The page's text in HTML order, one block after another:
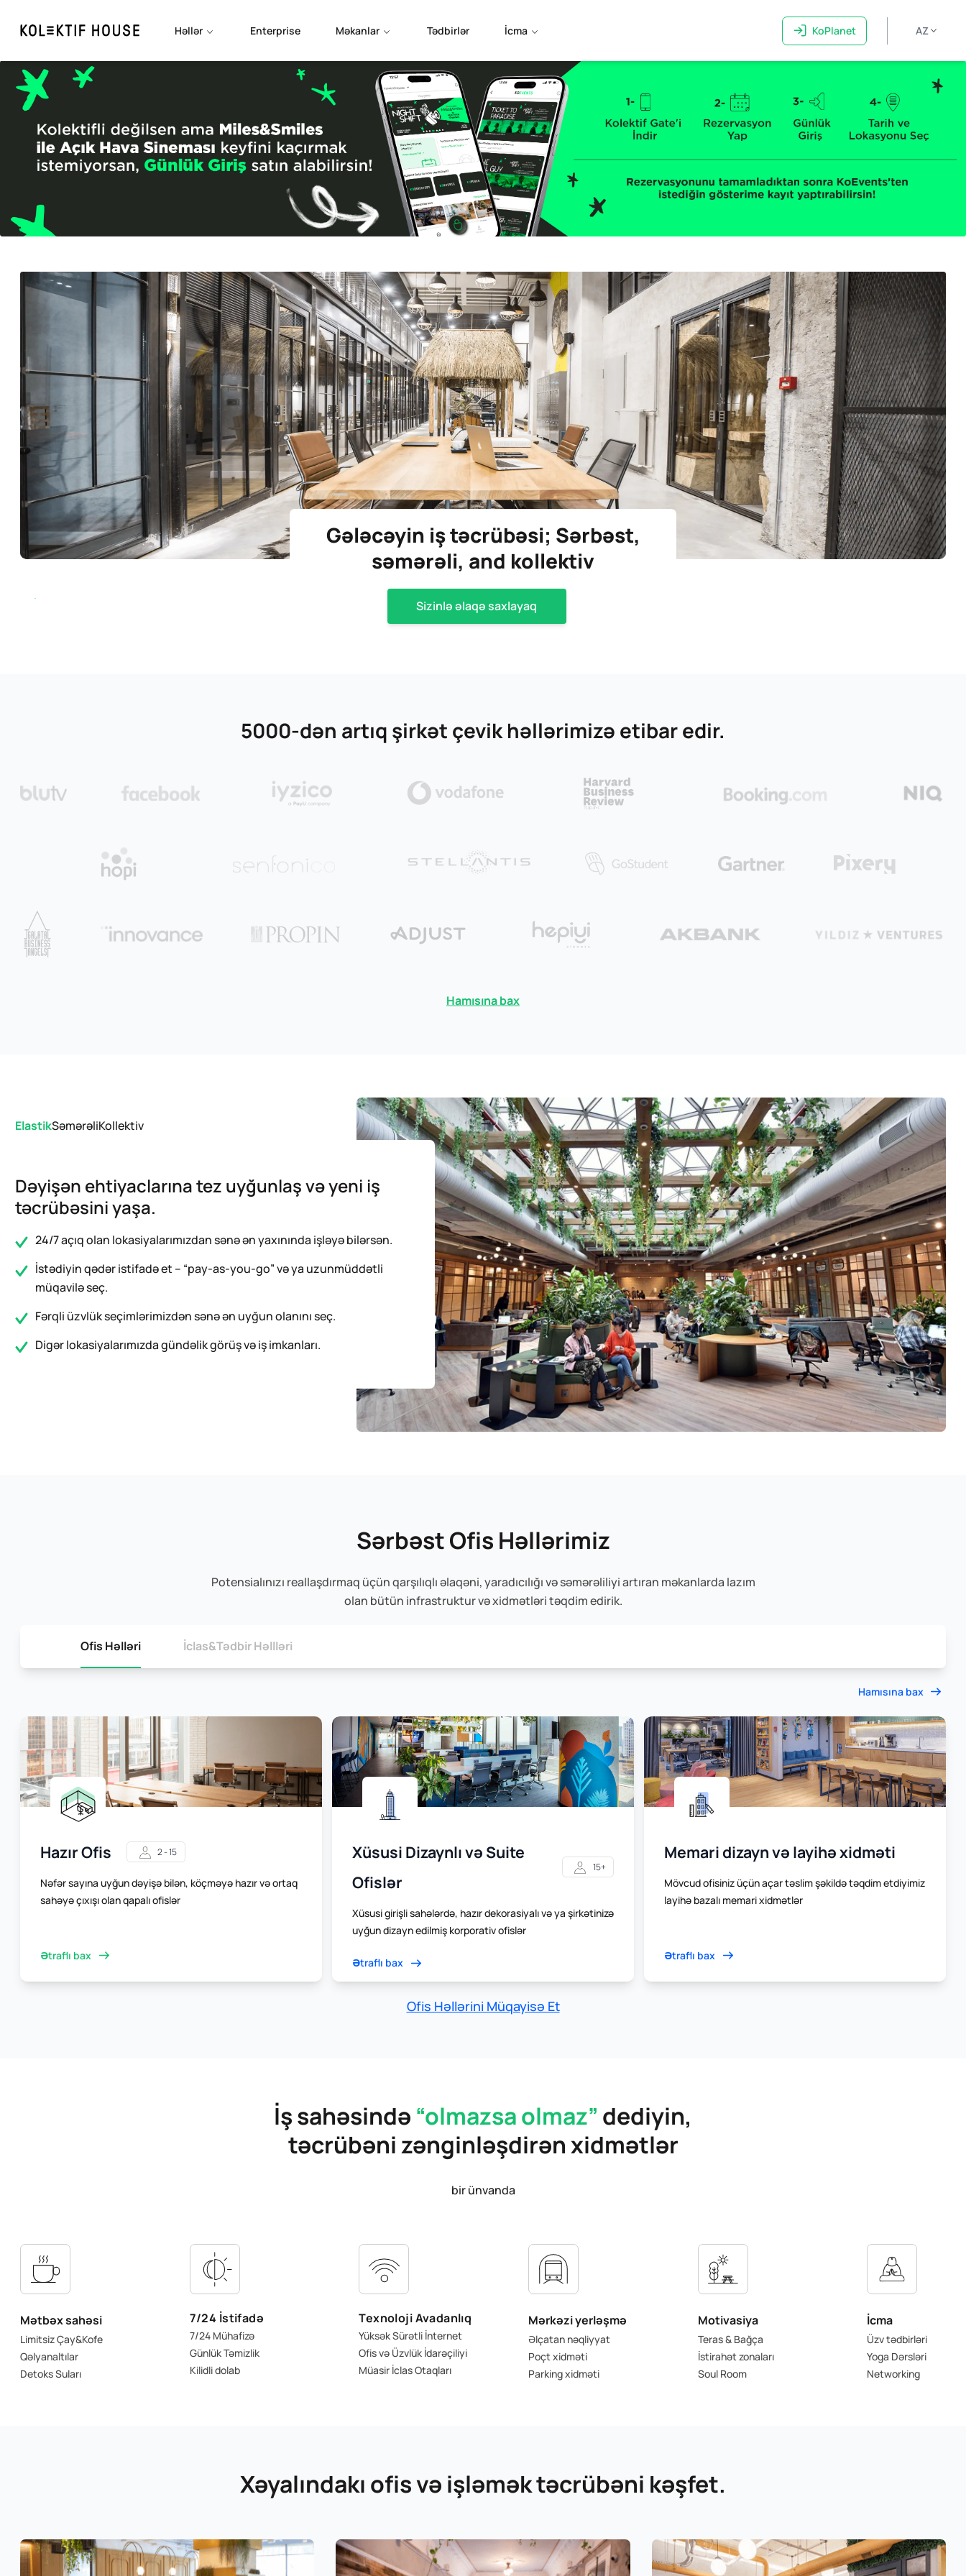
Həllər Enterprise Məkanlar Tədbirlər İcma KoPlanet AZ
Gələcəyin iş təcrübəsi; Sərbəst,
səmərəli, and kollektiv
Sizinlə əlaqə saxlayaq
5000-dən artıq şirkət çevik həllərimizə etibar edir.
Hamısına bax
ElastikSəmərəliKollektiv
Dəyişən ehtiyaclarına tez uyğunlaş və yeni iş
təcrübəsini yaşa.
24/7 açıq olan lokasiyalarımızdan sənə ən yaxınında işləyə bilərsən.
İstədiyin qədər istifadə et – “pay-as-you-go” və ya uzunmüddətli
müqavilə seç.
Fərqli üzvlük seçimlərimizdən sənə ən uyğun olanını seç.
Digər lokasiyalarımızda gündəlik görüş və iş imkanları.
Sərbəst Ofis Həllərimiz
Potensialınızı reallaşdırmaq üçün qarşılıqlı əlaqəni, yaradıcılığı və səmərəliliyi artıran məkanlarda lazım
olan bütün infrastruktur və xidmətləri təqdim edirik.
Ofis Həlləri İclas&Tədbir Həllləri
Hamısına bax
Hazır Ofis 2 - 15
Nəfər sayına uyğun dəyişə bilən, köçməyə hazır və ortaq
sahəyə çıxışı olan qapalı ofislər
Ətraflı bax
Xüsusi Dizaynlı və Suite
Ofislər
15+
Xüsusi girişli sahələrdə, hazır dekorasiyalı və ya şirkətinizə
uyğun dizayn edilmiş korporativ ofislər
Ətraflı bax
Memari dizayn və layihə xidməti
Mövcud ofisiniz üçün açar təslim şəkildə təqdim etdiyimiz
layihə bazalı memari xidmətlər
Ətraflı bax
Ofis Həllərini Müqayisə Et
İş sahəsində “olmazsa olmaz” dediyin,
təcrübəni zənginləşdirən xidmətlər
bir ünvanda
Mətbəx sahəsi
Limitsiz Çay&Kofe
Qəlyanaltılar
Detoks Suları
7/24 İstifadə
7/24 Mühafizə
Günlük Təmizlik
Kilidli dolab
Texnoloji Avadanlıq
Yüksək Sürətli İnternet
Ofis və Üzvlük İdarəçiliyi
Müasir İclas Otaqları
Mərkəzi yerləşmə
Əlçatan nəqliyyat
Poçt xidməti
Parking xidməti
Motivasiya
Teras & Bağça
İstirahət zonaları
Soul Room
İcma
Üzv tədbirləri
Yoga Dərsləri
Networking
Xəyalındakı ofis və işləmək təcrübəni kəşfet.